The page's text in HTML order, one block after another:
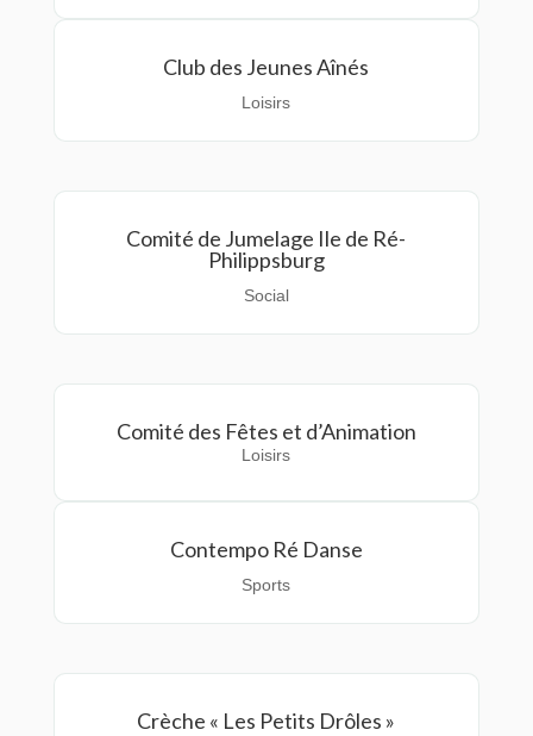
Club des Jeunes Aînés
Loisirs
Comité de Jumelage Ile de Ré-
Philippsburg
Social
Comité des Fêtes et d’Animation
Loisirs
Contempo Ré Danse
Sports
Crèche « Les Petits Drôles »